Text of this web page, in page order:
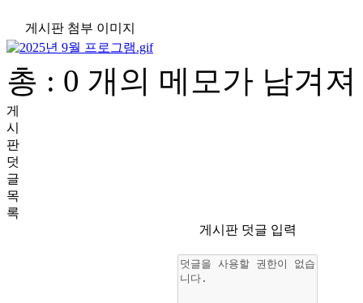
게시판 첨부 이미지
총 : 0 개의 메모가 남겨
게
시
판
덧
글
목
록
게시판 덧글 입력